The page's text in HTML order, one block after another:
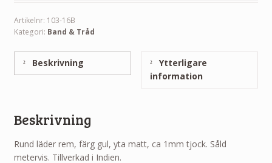
Artikelnr: 103-16B
Kategori: Band & Tråd
Beskrivning
Ytterligare
information
Beskrivning
Rund läder rem, färg gul, yta matt, ca 1mm tjock. Såld
metervis. Tillverkad i Indien.